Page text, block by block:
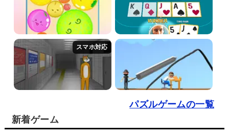
パズルゲームの一覧
新着ゲーム